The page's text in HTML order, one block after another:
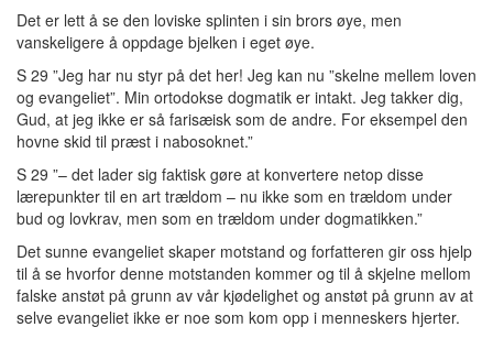
Det er lett å se den loviske splinten i sin brors øye, men
vanskeligere å oppdage bjelken i eget øye.
S 29 ”Jeg har nu styr på det her! Jeg kan nu ”skelne mellem loven
og evangeliet”. Min ortodokse dogmatik er intakt. Jeg takker dig,
Gud, at jeg ikke er så farisæisk som de andre. For eksempel den
hovne skid til præst i nabosoknet.”
S 29 ”– det lader sig faktisk gøre at konvertere netop disse
lærepunkter til en art trældom – nu ikke som en trældom under
bud og lovkrav, men som en trældom under dogmatikken.”
Det sunne evangeliet skaper motstand og forfatteren gir oss hjelp
til å se hvorfor denne motstanden kommer og til å skjelne mellom
falske anstøt på grunn av vår kjødelighet og anstøt på grunn av at
selve evangeliet ikke er noe som kom opp i menneskers hjerter.